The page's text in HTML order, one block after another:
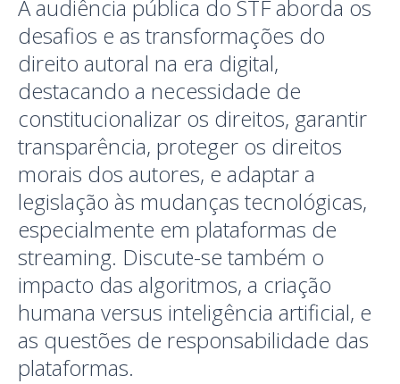
A audiência pública do STF aborda os
desafios e as transformações do
direito autoral na era digital,
destacando a necessidade de
constitucionalizar os direitos, garantir
transparência, proteger os direitos
morais dos autores, e adaptar a
legislação às mudanças tecnológicas,
especialmente em plataformas de
streaming. Discute-se também o
impacto das algoritmos, a criação
humana versus inteligência artificial, e
as questões de responsabilidade das
plataformas.